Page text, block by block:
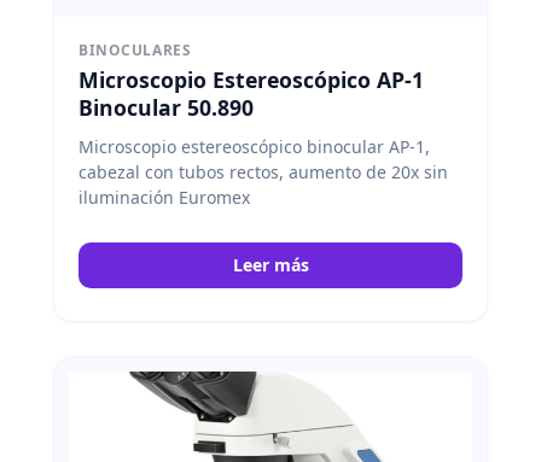
BINOCULARES
Microscopio Estereoscópico AP-1
Binocular 50.890
Microscopio estereoscópico binocular AP-1,
cabezal con tubos rectos, aumento de 20x sin
iluminación Euromex
Leer más